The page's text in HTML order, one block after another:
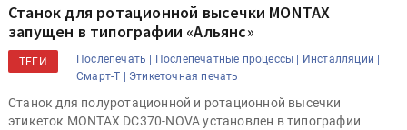
Станок для ротационной высечки MONTAX
запущен в типографии «Альянс»
ТЕГИ Послепечать | Послепечатные процессы | Инсталляции |
Смарт-Т | Этикеточная печать |
Станок для полуротационной и ротационной высечки
этикеток MONTAX DC370-NOVA установлен в типографии